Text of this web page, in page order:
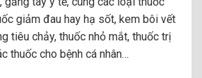
giảm đau hay hạ sốt, kem bôi vết
tiêu chảy, thuốc nhỏ mắt, thuốc trị
thuốc cho bệnh cá nhân…